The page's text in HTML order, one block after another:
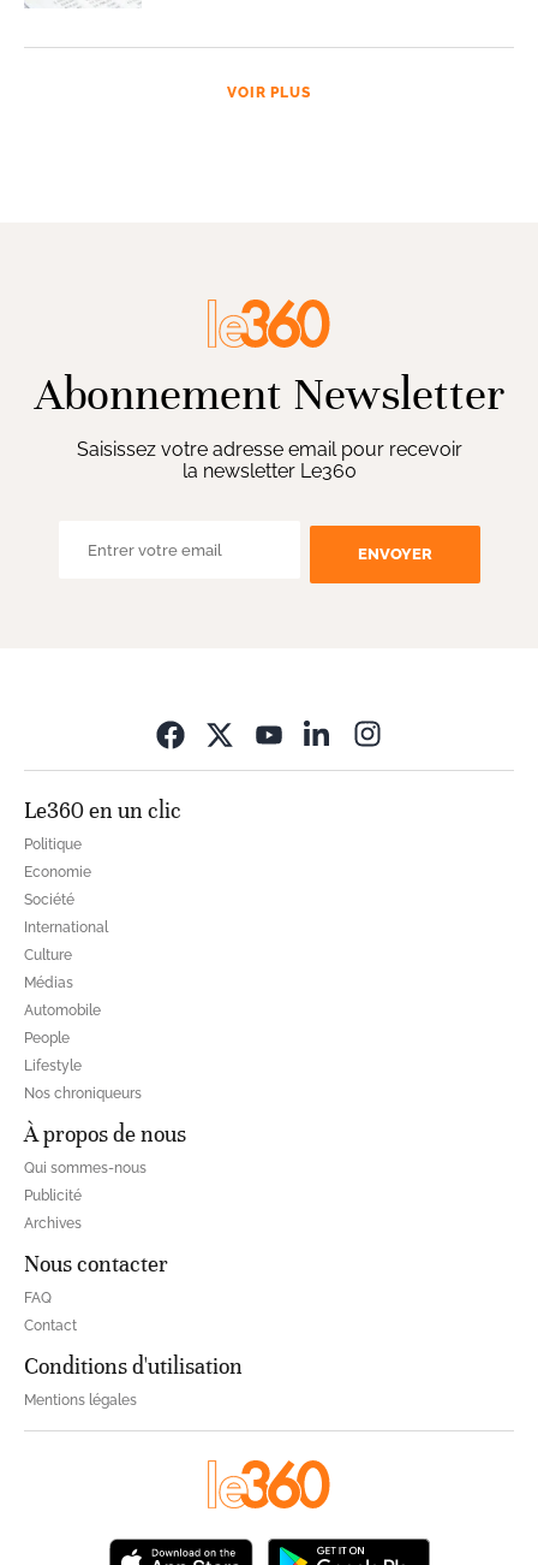
VOIR PLUS
Abonnement Newsletter
Saisissez votre adresse email pour recevoir
la newsletter Le360
ENVOYER
Le360 en un clic
Politique
Economie
Société
International
Culture
Médias
Automobile
People
Lifestyle
Nos chroniqueurs
À propos de nous
Qui sommes-nous
Publicité
Archives
Nous contacter
FAQ
Contact
Conditions d'utilisation
Mentions légales